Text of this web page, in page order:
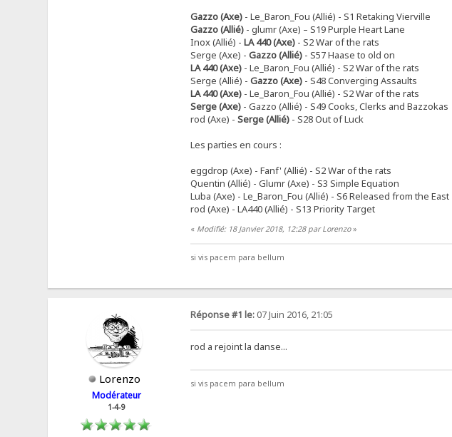
Gazzo (Axe)- Le_Baron_Fou (Allié) - S1 Retaking Vierville
Gazzo (Allié)- glumr (Axe) – S19 Purple Heart Lane
Inox (Allié) - LA 440 (Axe)- S2 War of the rats
Serge (Axe) - Gazzo (Allié)- S57 Haase to old on
LA 440 (Axe)- Le_Baron_Fou (Allié) - S2 War of the rats
Serge (Allié) - Gazzo (Axe)- S48 Converging Assaults
LA 440 (Axe)- Le_Baron_Fou (Allié) - S2 War of the rats
Serge (Axe)- Gazzo (Allié) - S49 Cooks, Clerks and Bazzokas
rod (Axe) - Serge (Allié)- S28 Out of Luck
Les parties en cours :
eggdrop (Axe) - Fanf' (Allié) - S2 War of the rats
Quentin (Allié) - Glumr (Axe) - S3 Simple Equation
Luba (Axe) - Le_Baron_Fou (Allié) - S6 Released from the East
rod (Axe) - LA440 (Allié) - S13 Priority Target
« Modifié: 18 Janvier 2018, 12:28 par Lorenzo»
si vis pacem para bellum
Lorenzo
Modérateur
1-4-9
Réponse #1 le:07 Juin 2016, 21:05
rod a rejoint la danse...
si vis pacem para bellum